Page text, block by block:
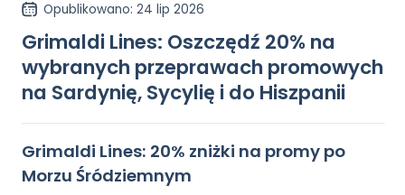
Opublikowano: 24 lip 2026
Grimaldi Lines: Oszczędź 20% na
wybranych przeprawach promowych
na Sardynię, Sycylię i do Hiszpanii
Grimaldi Lines: 20% zniżki na promy po
Morzu Śródziemnym